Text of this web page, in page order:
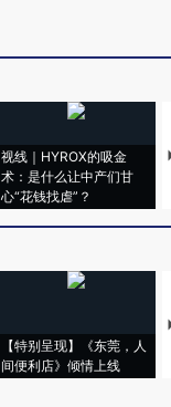
视线｜HYROX的吸金
术：是什么让中产们甘
心“花钱找虐”？
【特别呈现】《东莞，人
间便利店》倾情上线